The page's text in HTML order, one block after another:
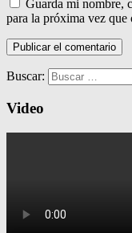
Guarda mi nombre,
para la próxima vez que
Buscar:
Video